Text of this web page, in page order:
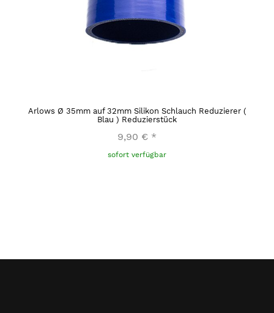
Arlows Ø 35mm auf 32mm Silikon Schlauch Reduzierer (
Blau ) Reduzierstück
9,90 € *
sofort verfügbar